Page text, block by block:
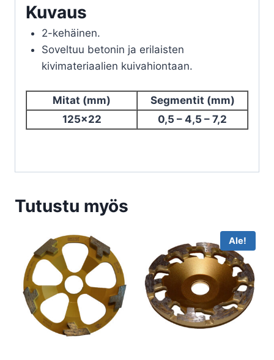
Kuvaus
2-kehäinen.
Soveltuu betonin ja erilaisten
kivimateriaalien kuivahiontaan.
Mitat (mm)
Segmentit (mm)
125×22
0,5 – 4,5 – 7,2
Tutustu myös
Ale!